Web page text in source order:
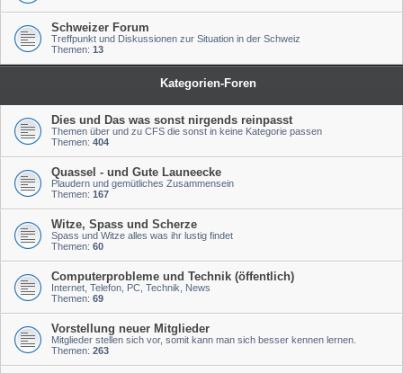
Schweizer Forum
Treffpunkt und Diskussionen zur Situation in der Schweiz
Themen: 13
Kategorien-Foren
Dies und Das was sonst nirgends reinpasst
Themen über und zu CFS die sonst in keine Kategorie passen
Themen: 404
Quassel - und Gute Launeecke
Plaudern und gemütliches Zusammensein
Themen: 167
Witze, Spass und Scherze
Spass und Witze alles was ihr lustig findet
Themen: 60
Computerprobleme und Technik (öffentlich)
Internet, Telefon, PC, Technik, News
Themen: 69
Vorstellung neuer Mitglieder
Mitglieder stellen sich vor, somit kann man sich besser kennen lernen.
Themen: 263